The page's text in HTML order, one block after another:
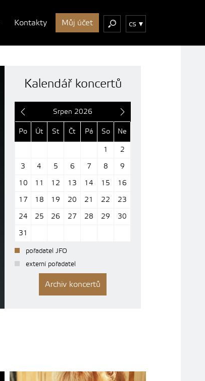
Kontakty Můj účet cs
PŘEDSTAVUJEME PROGRAM
Kalendář koncertů
Srpen 2026
Po Út St Čt Pá So
Ne
1
2
3
4 5 6 7 8
9
10
11 12 13 14 15
16
17
18 19 20 21 22
23
24
25 26 27 28 29
30
31
pořadatel JFO
externí pořadatel
Archiv koncertů